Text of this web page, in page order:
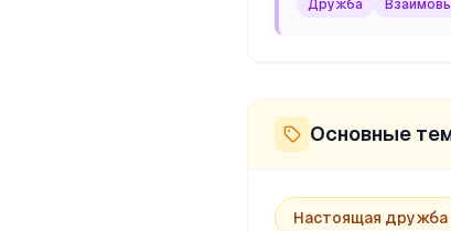
Дружба
Основные
Настоящая дружба